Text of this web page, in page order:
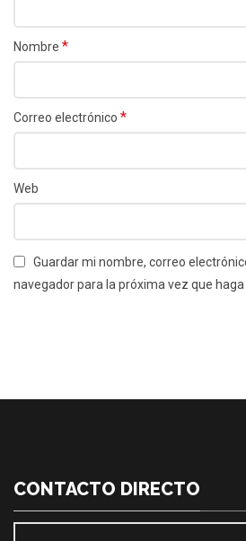
Nombre *
Correo electrónico *
Web
Guardar mi nombre, correo
navegador para la próxima vez que
CONTACTO DIRECTO